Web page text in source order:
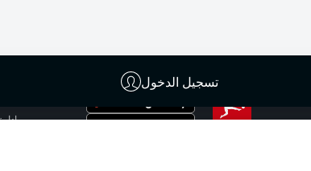
تسجيل الدخول